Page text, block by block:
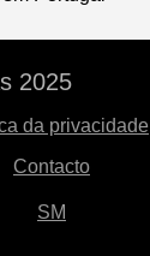
2025
da privacidade
Contacto
SM